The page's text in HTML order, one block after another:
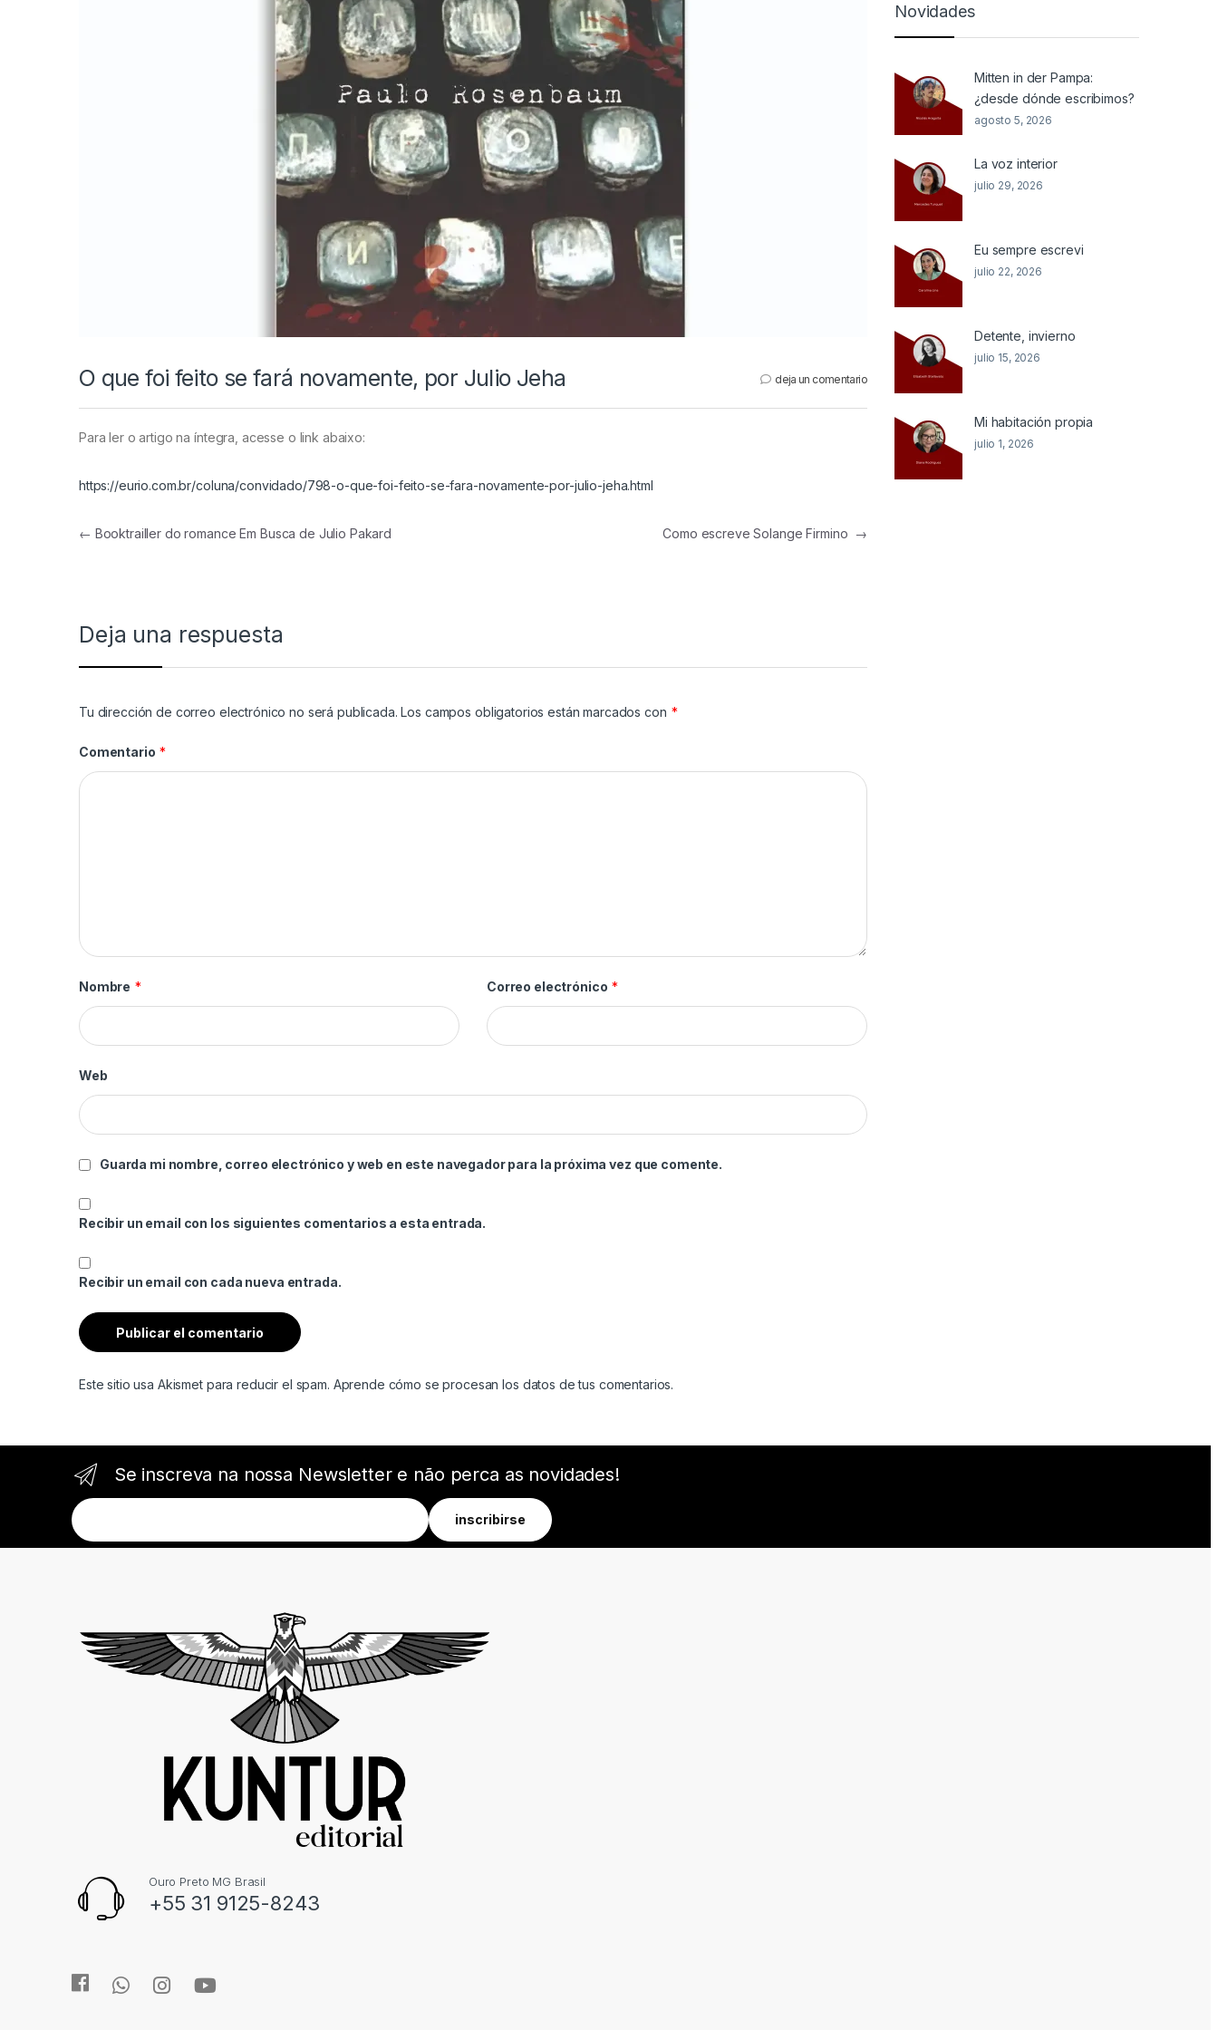
O que foi feito se fará novamente, por Julio Jeha deja un comentario
Para ler o artigo na íntegra, acesse o link abaixo:
https://eurio.com.br/coluna/convidado/798-o-que-foi-feito-se-fara-novamente-por-julio-jeha.html
Navegación de entradas
← Booktrailler do romance Em Busca de Julio Pakard Como escreve Solange Firmino →
Deja una respuesta
Tu dirección de correo electrónico no será publicada. Los campos obligatorios están marcados con *
Comentario *
Nombre * Correo electrónico *
Web
Guarda mi nombre, correo electrónico y web en este navegador para la próxima vez que comente.
Recibir un email con los siguientes comentarios a esta entrada.
Recibir un email con cada nueva entrada.
Este sitio usa Akismet para reducir el spam. Aprende cómo se procesan los datos de tus comentarios.
Novidades
Mitten in der Pampa:
¿desde dónde escribimos?
agosto 5, 2026
La voz interior
julio 29, 2026
Eu sempre escrevi
julio 22, 2026
Detente, invierno
julio 15, 2026
Mi habitación propia
julio 1, 2026
Se inscreva na nossa Newsletter e não perca as novidades!
Ouro Preto MG Brasil
+55 31 9125-8243